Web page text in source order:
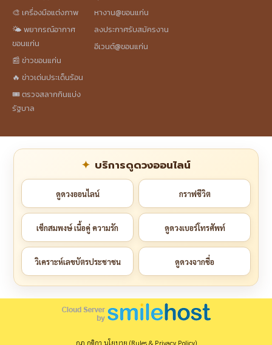
🎨 เครื่องมือแต่งภาพ
🌤️ พยากรณ์อากาศ
ขอนแก่น
📰 ข่าวขอนแก่น
🔥 ข่าวเด่นประเด็นร้อน
🎟️ ตรวจสลากกินแบ่ง
รัฐบาล
หางาน@ขอนแก่น
ลงประกาศรับสมัครงาน
อีเวนต์@ขอนแก่น
บริการดูดวงออนไลน์
ดูดวงออนไลน์ กราฟชีวิต
เช็กสมพงษ์ เนื้อคู่ ความรัก ดูดวงเบอร์โทรศัพท์
วิเคราะห์เลขบัตรประชาชน ดูดวงจากชื่อ
กฎ กติกา นโยบาย (Rules & Privacy Policy)